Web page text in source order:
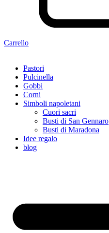
Carrello
Pastori
Pulcinella
Gobbi
Corni
Simboli napoletani
Cuori sacri
Busti di San Gennaro
Busti di Maradona
Idee regalo
blog